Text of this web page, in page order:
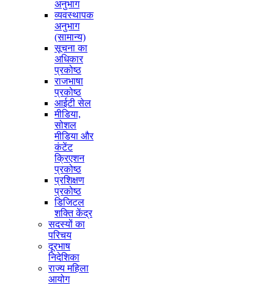
अनुभाग
व्यवस्थापक
अनुभाग
(सामान्य)
सूचना का
अधिकार
प्रकोष्ठ
राजभाषा
प्रकोष्ठ
आईटी सेल
मीडिया,
सोशल
मीडिया और
कंटेंट
क्रिएशन
प्रकोष्ठ
प्रशिक्षण
प्रकोष्ठ
डिजिटल
शक्ति केंद्र
सदस्यों का
परिचय
दूरभाष
निदेशिका
राज्य महिला
आयोग